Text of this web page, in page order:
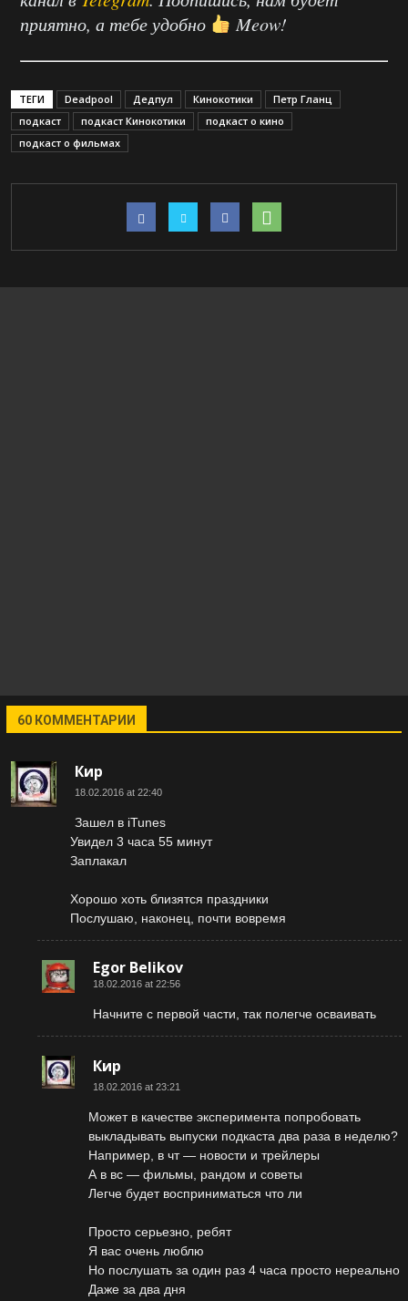
приятно, а тебе удобно
Meow!
ТЕГИ Deadpool Дедпул Кинокотики
Петр Гланц
подкаст
подкаст Кинокотики
подкаст о кино
подкаст о фильмах
60 КОММЕНТАРИИ
Кир
18.02.2016 at 22:40
Зашел в iTunes
Увидел 3 часа 55 минут
Заплакал
Хорошо хоть близятся праздники
Послушаю, наконец, почти вовремя
Egor Belikov
18.02.2016 at 22:56
Начните с первой части, так полегче осваивать
Кир
18.02.2016 at 23:21
Может в качестве эксперимента попробовать
выкладывать выпуски подкаста два раза в неделю?
Например, в чт — новости и трейлеры
А в вс — фильмы, рандом и советы
Легче будет восприниматься что ли
Просто серьезно, ребят
Я вас очень люблю
Но послушать за один раз 4 часа просто нереально
Даже за два дня